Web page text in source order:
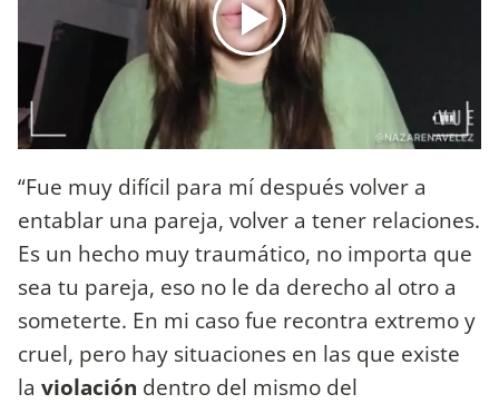
“Fue muy difícil para mí después volver a
entablar una pareja, volver a tener relaciones.
Es un hecho muy traumático, no importa que
sea tu pareja, eso no le da derecho al otro a
someterte. En mi caso fue recontra extremo y
cruel, pero hay situaciones en las que existe
la violación dentro del mismo del